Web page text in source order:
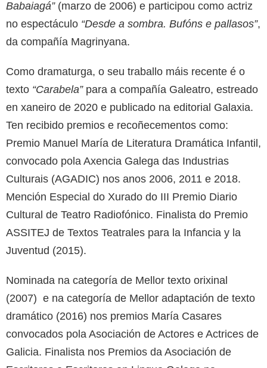
Babaiagá”(marzo de 2006) e participou como actriz
no espectáculo “Desde a sombra. Bufóns e pallasos”,
da compañía Magrinyana.
Como dramaturga, o seu traballo máis recente é o
texto “Carabela”para a compañía Galeatro, estreado
en xaneiro de 2020 e publicado na editorial Galaxia.
Ten recibido premios e recoñecementos como:
Premio Manuel María de Literatura Dramática Infantil,
convocado pola Axencia Galega das Industrias
Culturais (AGADIC) nos anos 2006, 2011 e 2018.
Mención Especial do Xurado do III Premio Diario
Cultural de Teatro Radiofónico. Finalista do Premio
ASSITEJ de Textos Teatrales para la Infancia y la
Juventud (2015).
Nominada na categoría de Mellor texto orixinal
(2007) e na categoría de Mellor adaptación de texto
dramático (2016) nos premios María Casares
convocados pola Asociación de Actores e Actrices de
Galicia. Finalista nos Premios da Asociación de